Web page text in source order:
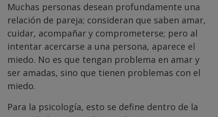
Muchas personas desean profundamente una
relación de pareja; consideran que saben amar,
cuidar, acompañar y comprometerse; pero al
intentar acercarse a una persona, aparece el
miedo. No es que tengan problema en amar y
ser amadas, sino que tienen problemas con el
miedo.
Para la psicología, esto se define dentro de la